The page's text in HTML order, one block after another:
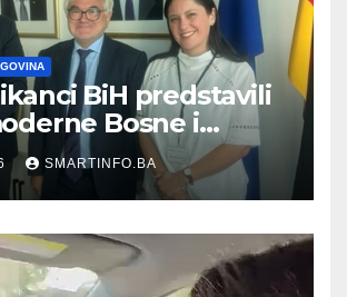
BiH predstavili
Bosne i
ambasadoru
SMARTINFO.BA